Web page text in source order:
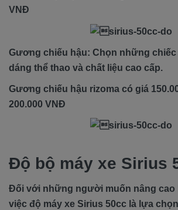
VNĐ
Gương chiếu hậu: Chọn những
dáng thể thao và chất liệu cao cấp.
Gương chiếu hậu rizoma có giá
200.000 VNĐ
Độ bộ máy xe Sirius
Đối với những người muốn nâng cao
việc độ máy xe Sirius 50cc là lựa